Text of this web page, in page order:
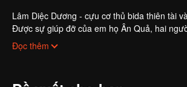
Lâm Diệc Dương - cựu cơ thủ bida thiên tài
Được sự giúp đỡ của em họ Ân Quả, hai
cũng từng là thiên tài bida chấn động một
va chạm trong lúc phân bua với trọng tài.
không những bắt đầu cố gắng theo đuổi Ân
Đọc thêm